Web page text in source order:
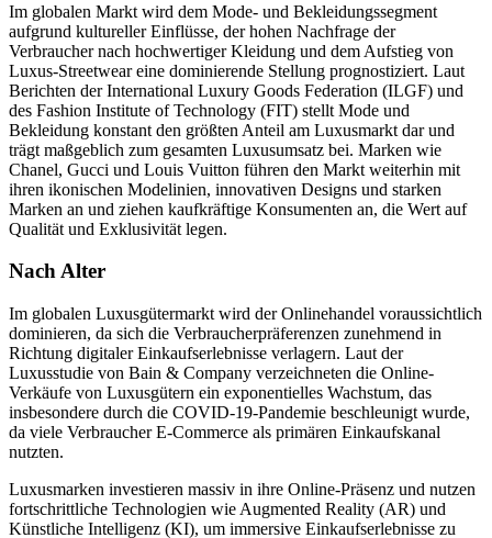
Im globalen Markt wird dem Mode- und Bekleidungssegment
aufgrund kultureller Einflüsse, der hohen Nachfrage der
Verbraucher nach hochwertiger Kleidung und dem Aufstieg von
Luxus-Streetwear eine dominierende Stellung prognostiziert. Laut
Berichten der International Luxury Goods Federation (ILGF) und
des Fashion Institute of Technology (FIT) stellt Mode und
Bekleidung konstant den größten Anteil am Luxusmarkt dar und
trägt maßgeblich zum gesamten Luxusumsatz bei. Marken wie
Chanel, Gucci und Louis Vuitton führen den Markt weiterhin mit
ihren ikonischen Modelinien, innovativen Designs und starken
Marken an und ziehen kaufkräftige Konsumenten an, die Wert auf
Qualität und Exklusivität legen.
Nach Alter
Im globalen Luxusgütermarkt wird der Onlinehandel voraussichtlich
dominieren, da sich die Verbraucherpräferenzen zunehmend in
Richtung digitaler Einkaufserlebnisse verlagern. Laut der
Luxusstudie von Bain & Company verzeichneten die Online-
Verkäufe von Luxusgütern ein exponentielles Wachstum, das
insbesondere durch die COVID-19-Pandemie beschleunigt wurde,
da viele Verbraucher E-Commerce als primären Einkaufskanal
nutzten.
Luxusmarken investieren massiv in ihre Online-Präsenz und nutzen
fortschrittliche Technologien wie Augmented Reality (AR) und
Künstliche Intelligenz (KI), um immersive Einkaufserlebnisse zu